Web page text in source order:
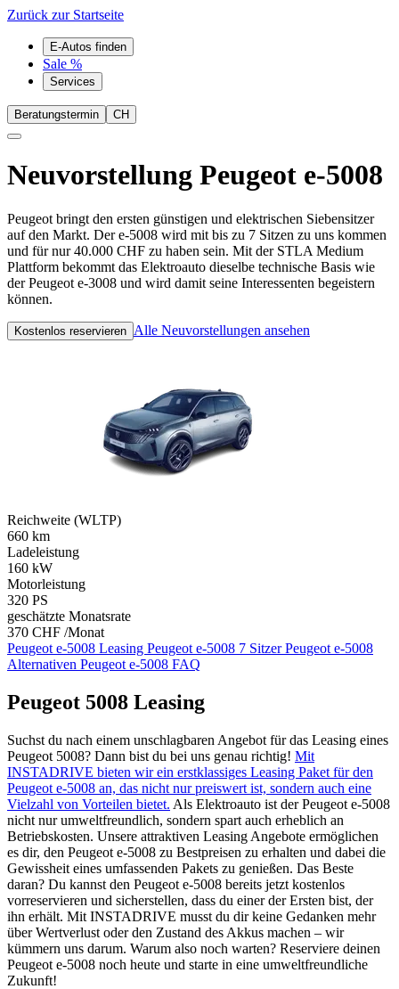
Zurück zur Startseite
E-Autos finden
Sale %
Services
Beratungstermin CH
Neuvorstellung Peugeot e-5008
Peugeot bringt den ersten günstigen und elektrischen Siebensitzer
auf den Markt. Der e-5008 wird mit bis zu 7 Sitzen zu uns kommen
und für nur 40.000 CHF zu haben sein. Mit der STLA Medium
Plattform bekommt das Elektroauto dieselbe technische Basis wie
der Peugeot e-3008 und wird damit seine Interessenten begeistern
können.
Kostenlos reservieren Alle Neuvorstellungen ansehen
Reichweite (WLTP)
660 km
Ladeleistung
160 kW
Motorleistung
320 PS
geschätzte Monatsrate
370 CHF /Monat
Peugeot e-5008 Leasing Peugeot e-5008 7 SitzerPeugeot e-5008
Alternativen Peugeot e-5008 FAQ
Peugeot 5008 Leasing
Suchst du nach einem unschlagbaren Angebot für das Leasing eines
Peugeot 5008? Dann bist du bei uns genau richtig! Mit
INSTADRIVE bieten wir ein erstklassiges Leasing Paket für den
Peugeot e-5008 an, das nicht nur preiswert ist, sondern auch eine
Vielzahl von Vorteilen bietet. Als Elektroauto ist der Peugeot e-5008
nicht nur umweltfreundlich, sondern spart auch erheblich an
Betriebskosten. Unsere attraktiven Leasing Angebote ermöglichen
es dir, den Peugeot e-5008 zu Bestpreisen zu erhalten und dabei die
Gewissheit eines umfassenden Pakets zu genießen. Das Beste
daran? Du kannst den Peugeot e-5008 bereits jetzt kostenlos
vorreservieren und sicherstellen, dass du einer der Ersten bist, der
ihn erhält. Mit INSTADRIVE musst du dir keine Gedanken mehr
über Wertverlust oder den Zustand des Akkus machen – wir
kümmern uns darum. Warum also noch warten? Reserviere deinen
Peugeot e-5008 noch heute und starte in eine umweltfreundliche
Zukunft!